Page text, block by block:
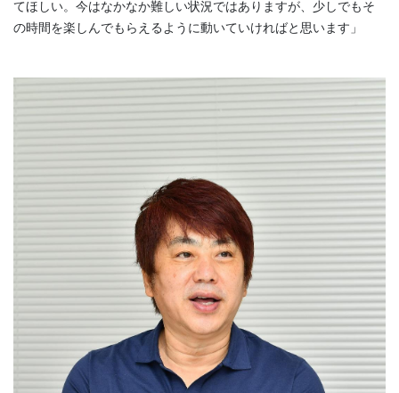
てほしい。今はなかなか難しい状況ではありますが、少しでもそ
の時間を楽しんでもらえるように動いていければと思います」